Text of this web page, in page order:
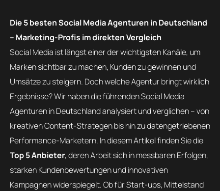
Die 5 besten Social Media Agenturen in Deutschland
– Marketing-Profis im direkten Vergleich
Social Media ist längst einer der wichtigsten Kanäle, um
Marken sichtbar zu machen, Kunden zu gewinnen und
Umsätze zu steigern. Doch welche Agentur bringt wirklich
Ergebnisse? Wir haben die führenden Social Media
Agenturen in Deutschland analysiert und verglichen – von
kreativen Content-Strategen bis hin zu datengetriebenen
Performance-Marketern. In diesem Artikel finden Sie die
Top 5 Anbieter, deren Arbeit sich in messbaren Erfolgen,
starken Kundenbewertungen und innovativen
Kampagnen widerspiegelt. Ob für Start-ups, Mittelstand